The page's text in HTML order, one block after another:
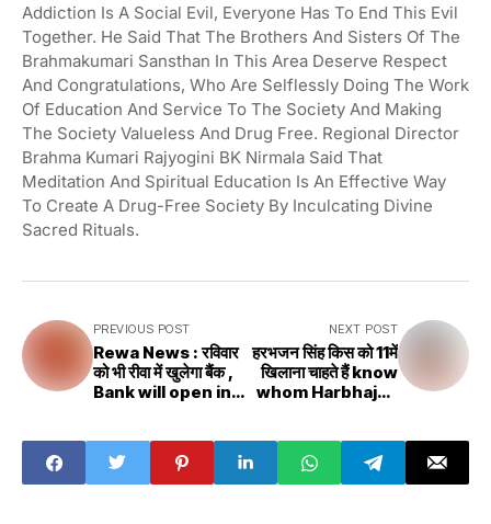
Addiction Is A Social Evil, Everyone Has To End This Evil
Together. He Said That The Brothers And Sisters Of The
Brahmakumari Sansthan In This Area Deserve Respect
And Congratulations, Who Are Selflessly Doing The Work
Of Education And Service To The Society And Making
The Society Valueless And Drug Free. Regional Director
Brahma Kumari Rajyogini BK Nirmala Said That
Meditation And Spiritual Education Is An Effective Way
To Create A Drug-Free Society By Inculcating Divine
Sacred Rituals.
PREVIOUS POST
Rewa News : रविवार
को भी रीवा में खुलेगा बैंक ,
Bank will open in
NEXT POST
हरभजन सिंह किस को 11में
खिलाना चाहते हैं know
whom Harbhajan